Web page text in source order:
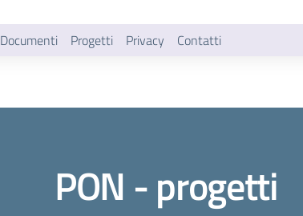
Documenti Progetti Privacy Contatti
PON - progetti